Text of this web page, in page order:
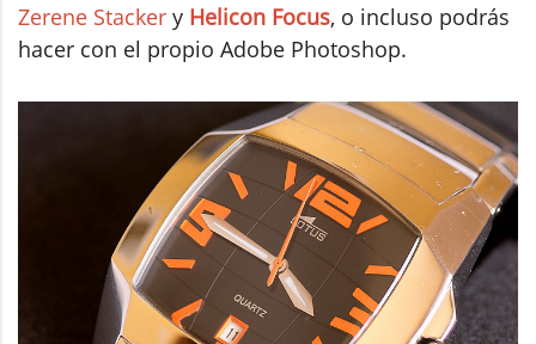
Zerene Stacker y Helicon Focus, o incluso podrás
hacer con el propio Adobe Photoshop.